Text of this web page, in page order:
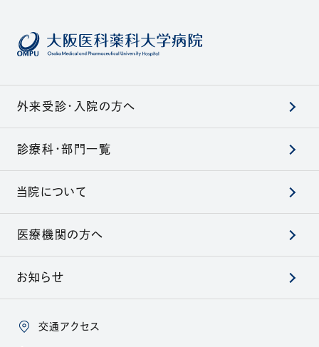
外来受診・入院の方へ
診療科・部門一覧
当院について
医療機関の方へ
お知らせ
交通アクセス